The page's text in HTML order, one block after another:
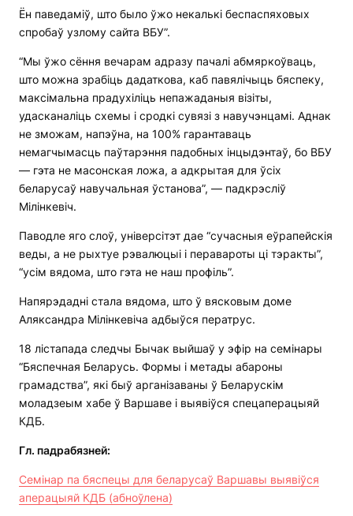
Ён паведаміў, што было ўжо некалькі беспаспяховых
спробаў узлому сайта ВБУ”.
“Мы ўжо сёння вечарам адразу пачалі абмяркоўваць,
што можна зрабіць дадаткова, каб павялічыць бяспеку,
максімальна прадухіліць непажаданыя візіты,
удасканаліць схемы і сродкі сувязі з навучэнцамі. Аднак
не зможам, напэўна, на 100% гарантаваць
немагчымасць паўтарэння падобных інцыдэнтаў, бо ВБУ
— гэта не масонская ложа, а адкрытая для ўсіх
беларусаў навучальная ўстанова”, — падкрэсліў
Мілінкевіч.
Паводле яго слоў, універсітэт дае “сучасныя еўрапейскія
веды, а не рыхтуе рэвалюцыі і перавароты ці тэракты”,
“усім вядома, што гэта не наш профіль”.
Напярэдадні стала вядома, што ў вясковым доме
Аляксандра Мілінкевіча адбыўся ператрус.
18 лістапада следчы Бычак выйшаў у эфір на семінары
“Бяспечная Беларусь. Формы і метады абароны
грамадства”, які быў арганізаваны ў Беларускім
моладзеым хабе ў Варшаве і выявіўся спецаперацыяй
КДБ.
Гл. падрабязней:
Семінар па бяспецы для беларусаў Варшавы выявіўся
аперацыяй КДБ (абноўлена)